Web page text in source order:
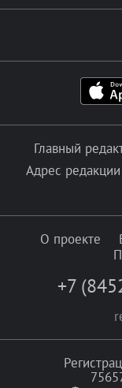
Главный
Адрес
О проекте
+7